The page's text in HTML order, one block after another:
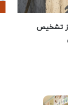
تشخیص